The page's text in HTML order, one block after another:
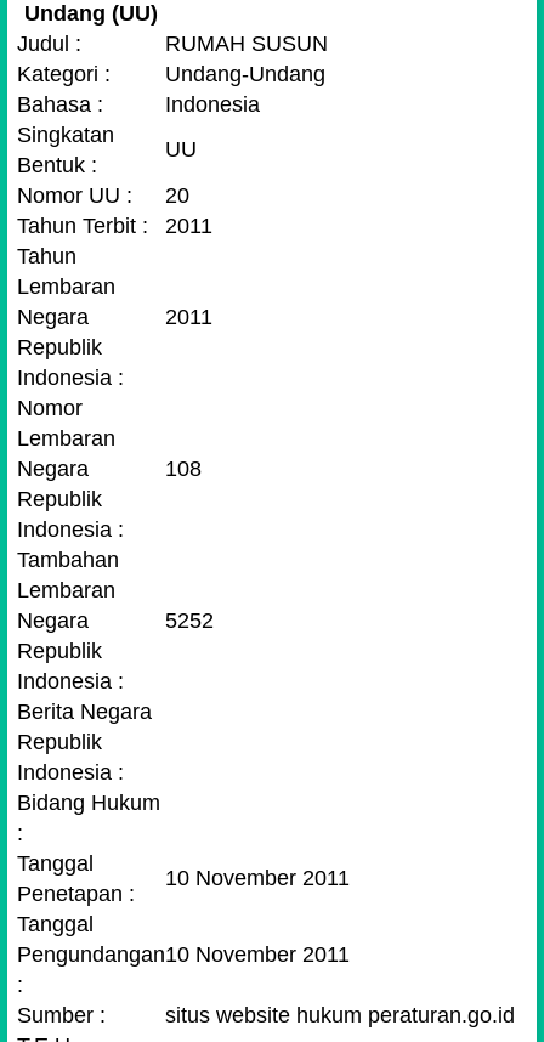
Undang (UU)
Judul :
RUMAH SUSUN
Kategori :
Undang-Undang
Bahasa :
Indonesia
Singkatan
Bentuk :
UU
Nomor UU :
20
Tahun Terbit :
2011
Tahun
Lembaran
Negara
Republik
Indonesia :
2011
Nomor
Lembaran
Negara
Republik
Indonesia :
108
Tambahan
Lembaran
Negara
Republik
Indonesia :
5252
Berita Negara
Republik
Indonesia :
Bidang Hukum
:
Tanggal
Penetapan :
10 November 2011
Tanggal
Pengundangan
:
10 November 2011
Sumber :
situs website hukum peraturan.go.id